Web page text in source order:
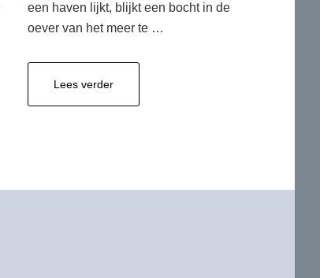
een haven lijkt, blijkt een bocht in de
oever van het meer te …
Lees verderoverweten